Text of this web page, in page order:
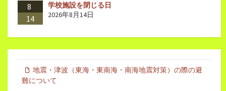
8
14
学校施設を閉じる日
2026年8月14日
地震・津波（東海・東南海・南海地震対策）の際の避
難について